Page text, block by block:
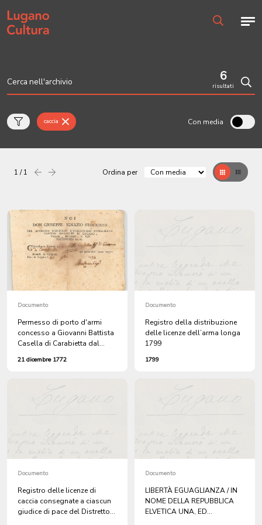
Home page
6
risultati
caccia Con media
1 / 1 Precedentesuccessiva Ordina per GrigliaTable
Documento
Permesso di porto d'armi
concesso a Giovanni Battista
Casella di Carabietta dal
Ignaz Stockmann
21 dicembre 1772
Documento
Registro della distribuzione
delle licenze dell’arma longa
1799
1799
Documento
Registro delle licenze di
caccia consegnate a ciascun
giudice di pace del Distretto
Documento
LIBERTÀ EGUAGLIANZA / IN
NOME DELLA REPUBBLICA
ELVETICA UNA, ED